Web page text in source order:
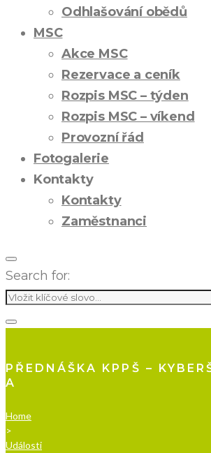
Odhlašování obědů
MSC
Akce MSC
Rezervace a ceník
Rozpis MSC – týden
Rozpis MSC – víkend
Provozní řád
Fotogalerie
Kontakty
Kontakty
Zaměstnanci
Search for:
PŘEDNÁŠKA KPPŠ –
A
Home
>
Události